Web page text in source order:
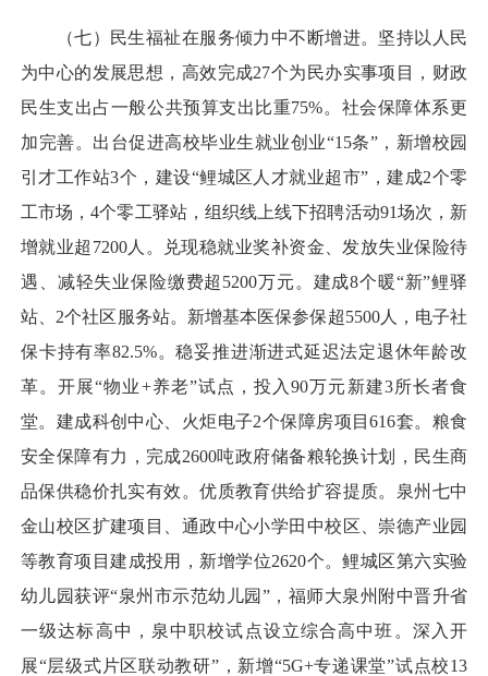
（七）民生福祉在服务倾力中不断增进。坚持以人民
为中心的发展思想，高效完成27个为民办实事项目，财政
民生支出占一般公共预算支出比重75%。社会保障体系更
加完善。出台促进高校毕业生就业创业“15条”，新增校园
引才工作站3个，建设“鲤城区人才就业超市”，建成2个零
工市场，4个零工驿站，组织线上线下招聘活动91场次，新
增就业超7200人。兑现稳就业奖补资金、发放失业保险待
遇、减轻失业保险缴费超5200万元。建成8个暖“新”鲤驿
站、2个社区服务站。新增基本医保参保超5500人，电子社
保卡持有率82.5%。稳妥推进渐进式延迟法定退休年龄改
革。开展“物业+养老”试点，投入90万元新建3所长者食
堂。建成科创中心、火炬电子2个保障房项目616套。粮食
安全保障有力，完成2600吨政府储备粮轮换计划，民生商
品保供稳价扎实有效。优质教育供给扩容提质。泉州七中
金山校区扩建项目、通政中心小学田中校区、崇德产业园
等教育项目建成投用，新增学位2620个。鲤城区第六实验
幼儿园获评“泉州市示范幼儿园”，福师大泉州附中晋升省
一级达标高中，泉中职校试点设立综合高中班。深入开
展“层级式片区联动教研”，新增“5G+专递课堂”试点校13